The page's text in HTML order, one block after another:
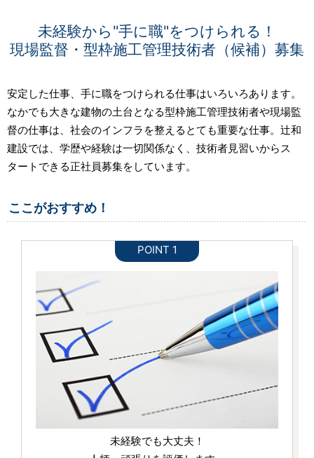
未経験から "手に職"をつけられる！
現場監督・ 型枠施工管理技術者 （候補）募集
安定した仕事、手に職をつけられる仕事はいろいろあります。
なかでも大きな建物の土台となる型枠施工管理技術者や現場監
督の仕事は、社会のインフラを整えるとても重要な仕事。辻和
建設では、学歴や経験は一切関係なく、技術者見習いからス
タートできる正社員募集をしています。
ここがおすすめ！
未経験でも大丈夫！